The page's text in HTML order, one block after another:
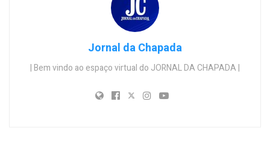
Jornal da Chapada
| Bem vindo ao espaço virtual do JORNAL DA CHAPADA |